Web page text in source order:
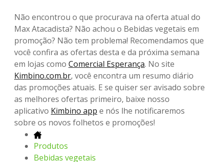
Não encontrou o que procurava na oferta atual do
Max Atacadista? Não achou o Bebidas vegetais em
promoção? Não tem problema! Recomendamos que
você confira as ofertas desta e da próxima semana
em lojas como Comercial Esperança. No site
Kimbino.com.br, você encontra um resumo diário
das promoções atuais. E se quiser ser avisado sobre
as melhores ofertas primeiro, baixe nosso
aplicativo Kimbino app e nós lhe notificaremos
sobre os novos folhetos e promoções!
Produtos
Bebidas vegetais